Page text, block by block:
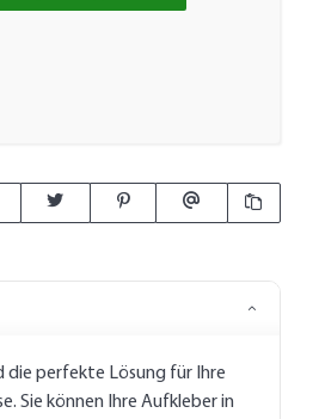
die perfekte Lösung für Ihre
Sie können Ihre Aufkleber in